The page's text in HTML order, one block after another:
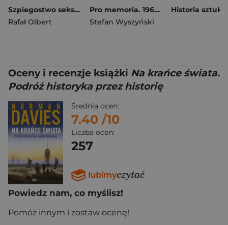
Szpiegostwo seksualne w PRL. Wykorzystywanie materiałów kompromitujących do prób werbunku dyplomatów zagranicznych przez SB
Rafał Olbert
Pro memoria. 1964. Tom 11
Stefan Wyszyński
Historia sztuki
Oceny i recenzje książki Na krańce świata.
Podróż historyka przez historię
Średnia ocen:
7.40 /10
Liczba ocen:
257
Powiedz nam, co myślisz!
Pomóż innym i zostaw ocenę!